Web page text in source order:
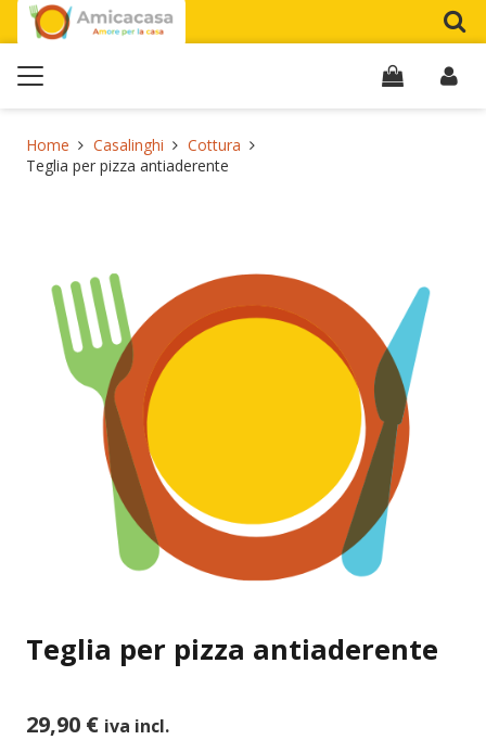
Home Casalinghi
Cottura
Teglia per pizza antiaderente
Teglia per pizza antiaderente
29,90 € iva incl.